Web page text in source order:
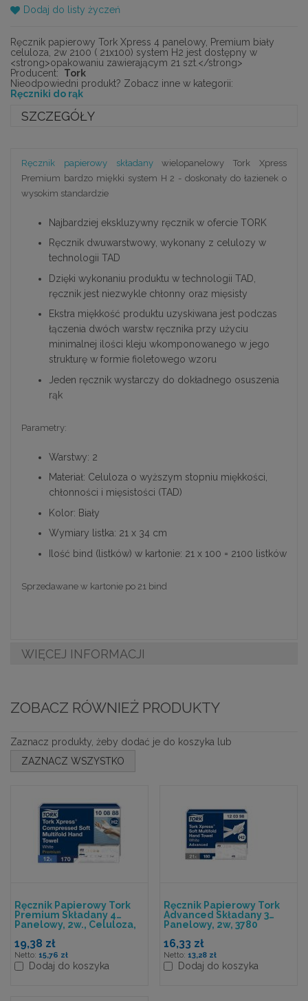
Dodaj do listy życzeń
Ręcznik papierowy Tork Xpress 4 panelowy, Premium biały
celuloza, 2w 2100 ( 21x100) system H2 jest dostępny w
<strong>opakowaniu zawierającym 21 szt.</strong>
Producent:
Tork
Nieodpowiedni produkt? Zobacz inne w kategorii:
Ręczniki do rąk
SZCZEGÓŁY
Ręcznik papierowy składanywielopanelowy Tork Xpress
Premium bardzo miękki system H 2 - doskonały do łazienek o
wysokim standardzie
Najbardziej ekskluzywny ręcznik w ofercie TORK
Ręcznik dwuwarstwowy, wykonany z celulozy w
technologii TAD
Dzięki wykonaniu produktu w technologii TAD,
ręcznik jest niezwykle chłonny oraz mięsisty
Ekstra miękkość produktu uzyskiwana jest podczas
łączenia dwóch warstw ręcznika przy użyciu
minimalnej ilości kleju wkomponowanego w jego
strukturę w formie fioletowego wzoru
Jeden ręcznik wystarczy do dokładnego osuszenia
rąk
Parametry:
Warstwy: 2
Materiał: Celuloza o wyższym stopniu miękkości,
chłonności i mięsistości (TAD)
Kolor: Biały
Wymiary listka: 21 x 34 cm
Ilość bind (listków) w kartonie: 21 x 100 = 2100 listków
Sprzedawane w kartonie po 21 bind
WIĘCEJ INFORMACJI
ZOBACZ RÓWNIEŻ PRODUKTY
Zaznacz produkty, żeby dodać je do koszyka lub
ZAZNACZ WSZYSTKO
Ręcznik Papierowy Tork
Premium Składany 4
Panelowy, 2w., Celuloza,
H2, Skompensowany
19,38 zł
15,76 zł
Dodaj do koszyka
Ręcznik Papierowy Tork
Advanced Składany 3
Panelowy, 2w, 3780
16,33 zł
13,28 zł
Dodaj do koszyka